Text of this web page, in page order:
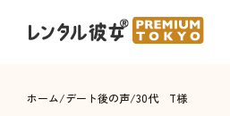
ホーム/デート後の声/30代 T様